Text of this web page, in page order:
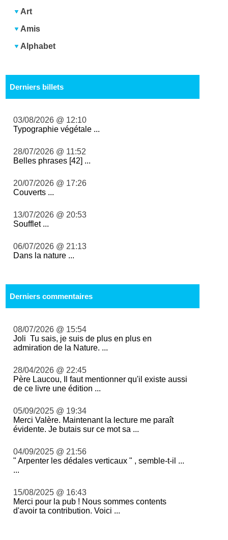
Art
Amis
Alphabet
Derniers billets
03/08/2026 @ 12:10
Typographie végétale ...
28/07/2026 @ 11:52
Belles phrases [42] ...
20/07/2026 @ 17:26
Couverts ...
13/07/2026 @ 20:53
Soufflet ...
06/07/2026 @ 21:13
Dans la nature ...
Derniers commentaires
08/07/2026 @ 15:54
Joli Tu sais, je suis de plus en plus en
admiration de la Nature. ...
28/04/2026 @ 22:45
Père Laucou, Il faut mentionner qu'il existe aussi
de ce livre une édition ...
05/09/2025 @ 19:34
Merci Valère. Maintenant la lecture me paraît
évidente. Je butais sur ce mot sa ...
04/09/2025 @ 21:56
" Arpenter les dédales verticaux " , semble-t-il ...
...
15/08/2025 @ 16:43
Merci pour la pub ! Nous sommes contents
d'avoir ta contribution. Voici ...